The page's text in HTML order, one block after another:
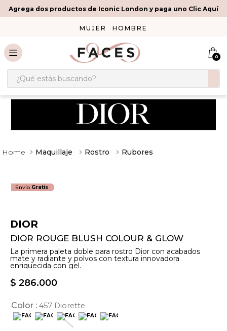
Agrega dos productos de Iconic London y paga uno Clic Aquí
MUJER HOMBRE
0
¿Qué estás buscando?
Maquillaje Rostro Rubores
Envío Gratis
DIOR
DIOR ROUGE BLUSH COLOUR & GLOW
La primera paleta doble para rostro Dior con acabados
mate y radiante y polvos con textura innovadora
enriquecida con gel.
$ 286.000
Color 457 Diorette